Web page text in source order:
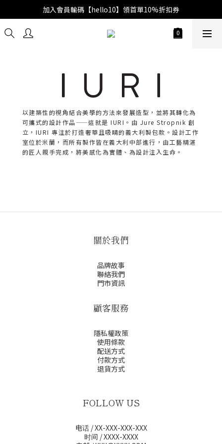
加入會員輸碼【hello10】領首單10%折扣券
以建築性的視角結合美學的方法來發展造型，並將其轉化為
可攜式的設計作品——這就是 IURI。由 Jure Stropnik 創
立，IURI 專注於打造奢華且吸睛的義大利製包款。設計工作
室位於米蘭，而所有製作皆在義大利中部進行，由工藝精湛
的匠人親手完成，將美感化為實體、為設計注入生命。
關於我們
品牌故事
聯絡我們
門市資訊
顧客服務
隱私權政策
使用條款
配送方式
付款方式
退貨方式
FOLLOW US
电话 / XX-XXX-XXX-XXX
时间 / XXXX-XXXX